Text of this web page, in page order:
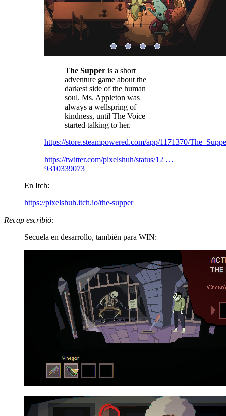
The Supper is a short
adventure game about the
darkest side of the human
soul. Ms. Appleton was
always a wellspring of
kindness, until The Voice
started talking to her.
https://store.steampowered.com/app/1171370/
https://twitter.com/pixelshuh/status/12 …
9310339073
En Itch:
https://pixelshuh.itch.io/the-supper
Recap escribió:
Secuela en desarrollo, también para WIN: